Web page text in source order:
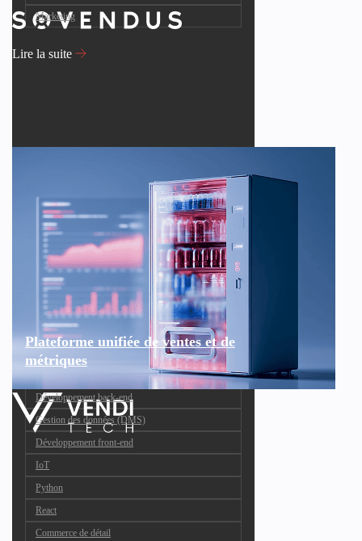
Marketing
Lire la suite
Plateforme unifiée de ventes et de
métriques
Développement back-end
Gestion des données (DMS)
Développement front-end
IoT
Python
React
Commerce de détail